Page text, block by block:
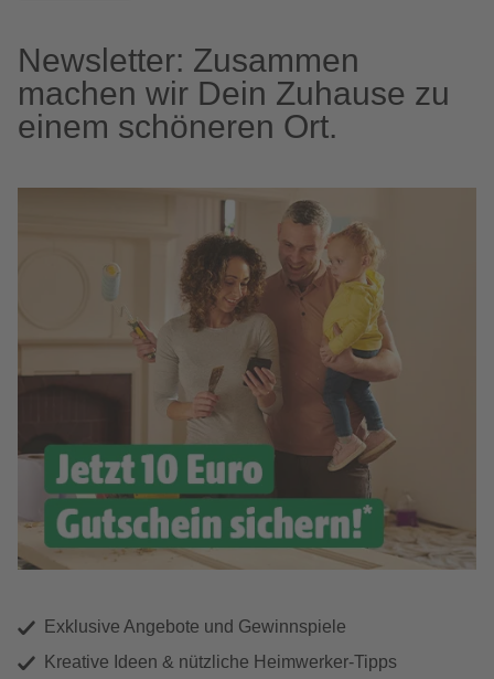
Newsletter: Zusammen
machen wir Dein Zuhause zu
einem schöneren Ort.
Exklusive Angebote und Gewinnspiele
Kreative Ideen & nützliche Heimwerker-Tipps